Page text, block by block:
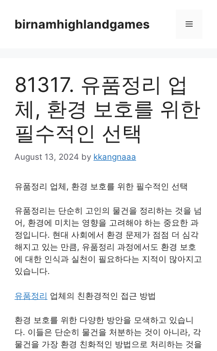
contentbirnamhighlandgames Menu
81317. 유품정리 업
체, 환경 보호를 위한
필수적인 선택
August 13, 2024 by kkangnaaa
유품정리 업체, 환경 보호를 위한 필수적인 선택
유품정리는 단순히 고인의 물건을 정리하는 것을 넘
어, 환경에 미치는 영향을 고려해야 하는 중요한 과
정입니다. 현대 사회에서 환경 문제가 점점 더 심각
해지고 있는 만큼, 유품정리 과정에서도 환경 보호
에 대한 인식과 실천이 필요하다는 지적이 많아지고
있습니다.
유품정리 업체의 친환경적인 접근 방법
환경 보호를 위한 다양한 방안을 모색하고 있습니
다. 이들은 단순히 물건을 처분하는 것이 아니라, 각
물건을 가장 환경 친화적인 방법으로 처리하는 것을